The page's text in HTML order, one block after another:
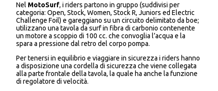
Nel MotoSurf, i riders partono in gruppo (suddivisi per
categoria: Open, Stock, Women, Stock R, Juniors ed Electric
Challenge Foil) e gareggiano su un circuito delimitato da boe;
utilizzano una tavola da surf in fibra di carbonio contenente
un motore a scoppio di 100 cc. che convoglia l’acqua e la
spara a pressione dal retro del corpo pompa.
Per tenersi in equilibrio e viaggiare in sicurezza i riders hanno
a disposizione una cordella di sicurezza che viene collegata
alla parte frontale della tavola, la quale ha anche la funzione
di regolatore di velocità.